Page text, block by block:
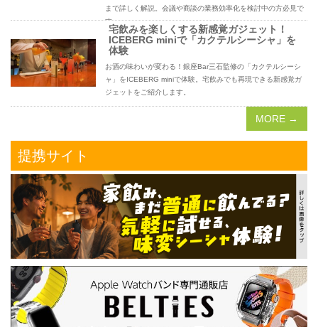
まで詳しく解説。会議や商談の業務効率化を検討中の方必見で
す。
宅飲みを楽しくする新感覚ガジェット！
ICEBERG miniで「カクテルシーシャ」を
体験
お酒の味わいが変わる！銀座Bar三石監修の「カクテルシーシ
ャ」をICEBERG miniで体験。宅飲みでも再現できる新感覚ガ
ジェットをご紹介します。
MORE →
提携サイト